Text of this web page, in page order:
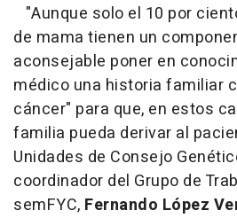
"Aunque solo el 10 por
de mama tienen un
aconsejable poner en
médico una historia familiar
cáncer" para que, en estos
familia pueda derivar al
Unidades de Consejo
coordinador del Grupo de
semFYC, Fernando López